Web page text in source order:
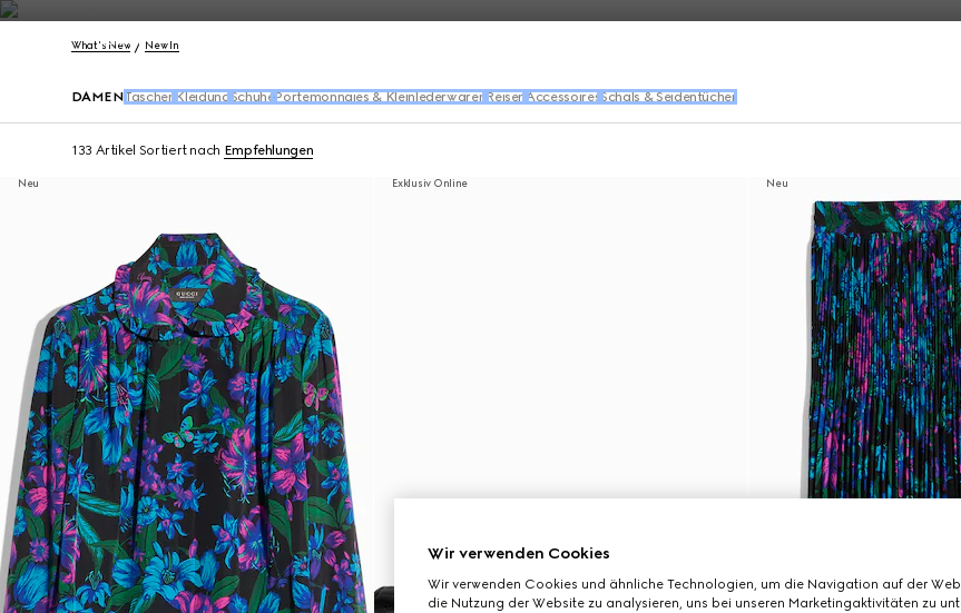
Kontakt
What's New New In
DAMEN Taschen Kleidung SchuhePortemonnaies & Kleinlederwaren Reisen Accessoires Schals & Seidentücher
133 Artikel Sortiert nach Empfehlungen
Neu Exklusiv Online Neu
Wir verwenden Cookies
Wir verwenden Cookies und ähnliche Technologien, um die Navigation auf der
die Nutzung der Website zu analysieren, uns bei unseren Marketingaktivitäten zu